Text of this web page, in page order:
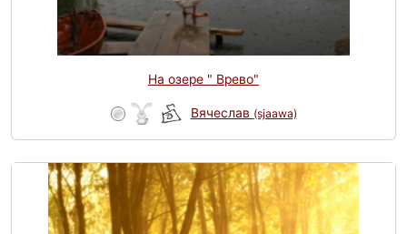
На озере " Врево"
Вячеслав (sjaawa)